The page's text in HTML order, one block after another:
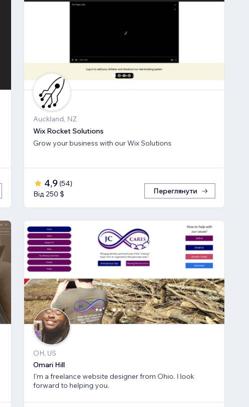
Auckland, NZ
Wix Rocket Solutions
Grow your business with our Wix Solutions
4,9 (54)
Від 250 $
Переглянути
OH, US
Omari Hill
I'm a freelance website designer from Ohio. I look
forward to helping you.